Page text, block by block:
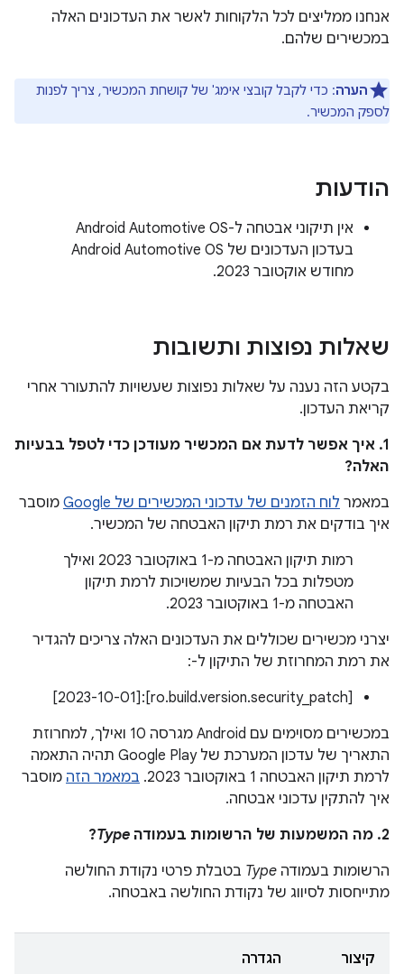
אנחנו ממליצים לכל הלקוחות לאשר את העדכונים האלה
במכשירים שלהם.
הערה: כדי לקבל קובצי אימג' של קושחת המכשיר, צריך לפנות
לספק המכשיר.
הודעות
אין תיקוני אבטחה ל-Android Automotive OS
בעדכון העדכונים של Android Automotive OS
מחודש אוקטובר 2023.
שאלות נפוצות ותשובות
בקטע הזה נענה על שאלות נפוצות שעשויות להתעורר אחרי
קריאת העדכון.
1. איך אפשר לדעת אם המכשיר מעודכן כדי לטפל בבעיות
האלה?
במאמר לוח הזמנים של עדכוני המכשירים של Google
מוסבר
איך בודקים את רמת תיקון האבטחה של המכשיר.
רמות תיקון האבטחה מ-1 באוקטובר 2023 ואילך
מטפלות בכל הבעיות שמשויכות לרמת תיקון
האבטחה מ-1 באוקטובר 2023.
יצרני מכשירים שכוללים את העדכונים האלה צריכים להגדיר
את רמת המחרוזת של התיקון ל-:
[ro.build.version.security_patch]:‏[2023-10-01]
במכשירים מסוימים עם Android מגרסה 10 ואילך, למחרוזת
התאריך של עדכון המערכת של Google Play תהיה התאמה
לרמת תיקון האבטחה 1 באוקטובר 2023.
במאמר הזה מוסבר
איך להתקין עדכוני אבטחה.
2. מה המשמעות של הרשומות בעמודה
Type
?
הרשומות בעמודה Type בטבלת פרטי נקודת החולשה
מתייחסות לסיווג של נקודת החולשה באבטחה.
קיצור הגדרה